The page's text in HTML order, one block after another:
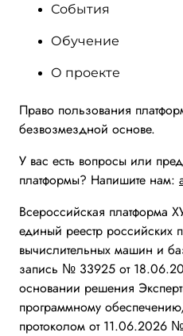
События
Обучение
О проекте
Право пользования
безвозмездной основе.
У вас есть вопросы или
платформы? Напишите нам:
Всероссийская
единый реестр российских
вычислительных машин и
запись № 33925 от
основании решения
программному
протоколом от 11.06.2026